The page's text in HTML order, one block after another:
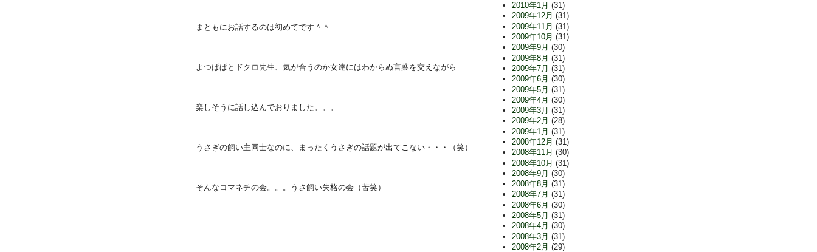
まともにお話するのは初めてです＾＾
よつぱぱとドクロ先生、気が合うのか女達にはわからぬ言葉を交えながら
楽しそうに話し込んでおりました。。。
うさぎの飼い主同士なのに、まったくうさぎの話題が出てこない・・・（笑）
そんなコマネチの会。。。うさ飼い失格の会（苦笑）
2010年1月 (31)
2009年12月 (31)
2009年11月 (31)
2009年10月 (31)
2009年9月 (30)
2009年8月 (31)
2009年7月 (31)
2009年6月 (30)
2009年5月 (31)
2009年4月 (30)
2009年3月 (31)
2009年2月 (28)
2009年1月 (31)
2008年12月 (31)
2008年11月 (30)
2008年10月 (31)
2008年9月 (30)
2008年8月 (31)
2008年7月 (31)
2008年6月 (30)
2008年5月 (31)
2008年4月 (30)
2008年3月 (31)
2008年2月 (29)